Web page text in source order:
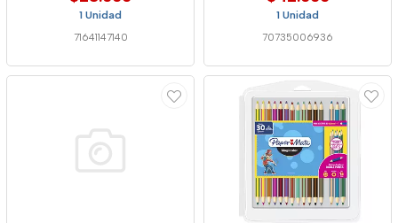
1 Unidad
71641147140
1 Unidad
70735006936